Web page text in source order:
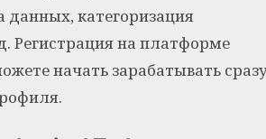
данных, категоризация
Регистрация на платформе
начать зарабатывать